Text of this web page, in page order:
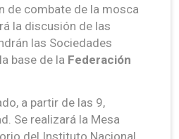
de combate de la mosca
la discusión de las
las Sociedades
base de la Federación
a partir de las 9,
Se realizará la Mesa
del Instituto Nacional